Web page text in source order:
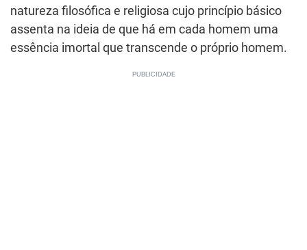
natureza filosófica e religiosa cujo princípio básico
assenta na ideia de que há em cada homem uma
essência imortal que transcende o próprio homem.